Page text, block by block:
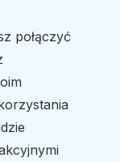
połączyć